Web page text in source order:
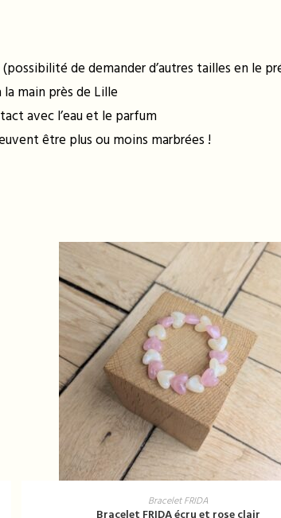
de demander d’autres tailles en le
main près de Lille
avec l’eau et le parfum
être plus ou moins marbrées !
AJOUTER AU PANIER
Bracelet FRIDA
Bracelet FRIDA écru et rose clair